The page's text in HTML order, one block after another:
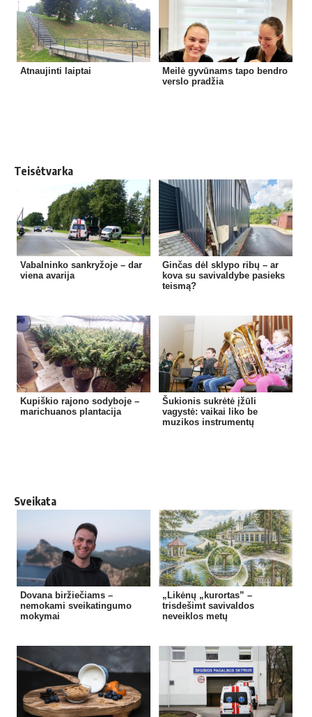
Atnaujinti laiptai
Meilė gyvūnams tapo bendro
verslo pradžia
Teisėtvarka
Vabalninko sankryžoje – dar
viena avarija
Ginčas dėl sklypo ribų – ar
kova su savivaldybe pasieks
teismą?
Kupiškio rajono sodyboje –
marichuanos plantacija
Šukionis sukrėtė įžūli
vagystė: vaikai liko be
muzikos instrumentų
Sveikata
Dovana biržiečiams –
nemokami sveikatingumo
mokymai
„Likėnų „kurortas” –
trisdešimt savivaldos
neveiklos metų